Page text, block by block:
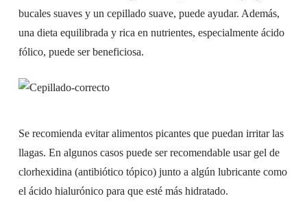
bucales suaves y un cepillado suave, puede ayudar. Además,
una dieta equilibrada y rica en nutrientes, especialmente ácido
fólico, puede ser beneficiosa.
Se recomienda evitar alimentos picantes que puedan irritar las
llagas. En algunos casos puede ser recomendable usar gel de
clorhexidina (antibiótico tópico) junto a algún lubricante como
el ácido hialurónico para que esté más hidratado.